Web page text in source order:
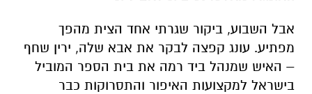
אבל השבוע, ביקור שגרתי אחד הצית מהפך
מפתיע. עונג קפצה לבקר את אבא שלה, ירין שחף
– האיש שמנהל ביד רמה את בית הספר המוביל
בישראל למקצועות האיפור והתסרוקות כבר